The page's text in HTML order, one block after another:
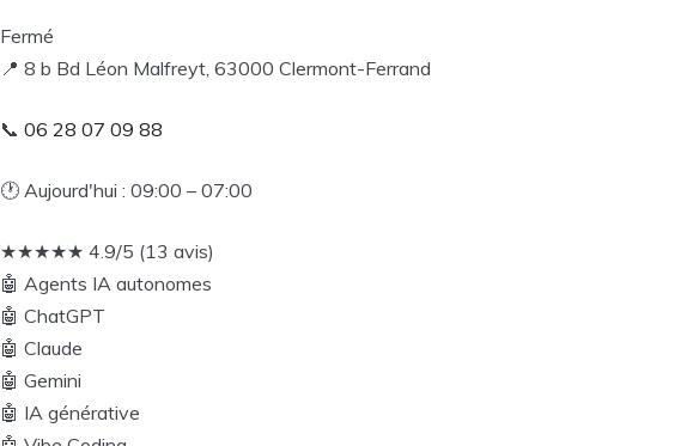
Fermé
📍 8 b Bd Léon Malfreyt, 63000 Clermont-Ferrand
📞 06 28 07 09 88
🕐 Aujourd'hui : 09:00 – 07:00
★★★★★ 4.9/5 (13 avis)
🤖 Agents IA autonomes
🤖 ChatGPT
🤖 Claude
🤖 Gemini
🤖 IA générative